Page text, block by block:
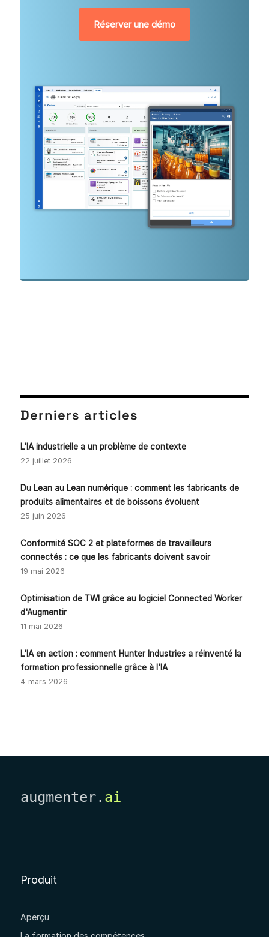
Réserver une démo
Derniers articles
L'IA industrielle a un problème de contexte
22 juillet 2026
Du Lean au Lean numérique : comment les fabricants de
produits alimentaires et de boissons évoluent
25 juin 2026
Conformité SOC 2 et plateformes de travailleurs
connectés : ce que les fabricants doivent savoir
19 mai 2026
Optimisation de TWI grâce au logiciel Connected Worker
d'Augmentir
11 mai 2026
L'IA en action : comment Hunter Industries a réinventé la
formation professionnelle grâce à l'IA
4 mars 2026
augmenter. ai
Produit
Aperçu